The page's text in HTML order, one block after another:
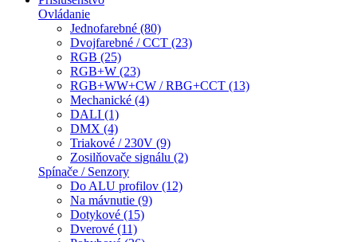
Ovládanie
Jednofarebné (80)
Dvojfarebné / CCT (23)
RGB (25)
RGB+W (23)
RGB+WW+CW / RBG+CCT (13)
Mechanické (4)
DALI (1)
DMX (4)
Triakové / 230V (9)
Zosilňovače signálu (2)
Spínače / Senzory
Do ALU profilov (12)
Na mávnutie (9)
Dotykové (15)
Dverové (11)